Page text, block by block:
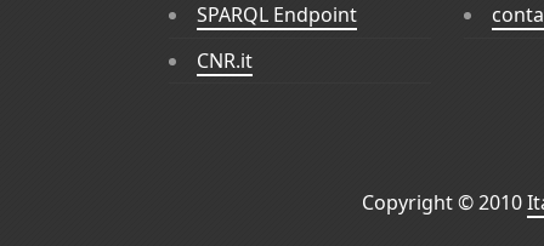
SPARQL Endpoint
CNR.it
Copyright © 2010